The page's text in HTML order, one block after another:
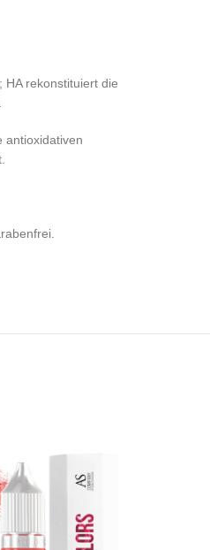
rekonstituiert die
antioxidativen